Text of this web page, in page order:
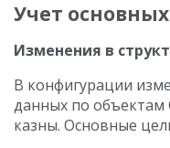
Учет
Изменения в
В конфигурации
данных по
казны. Основные